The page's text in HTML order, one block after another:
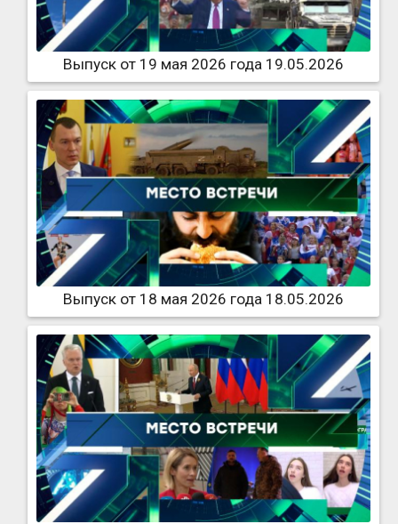
Выпуск от 19 мая 2026 года 19.05.2026
Выпуск от 18 мая 2026 года 18.05.2026